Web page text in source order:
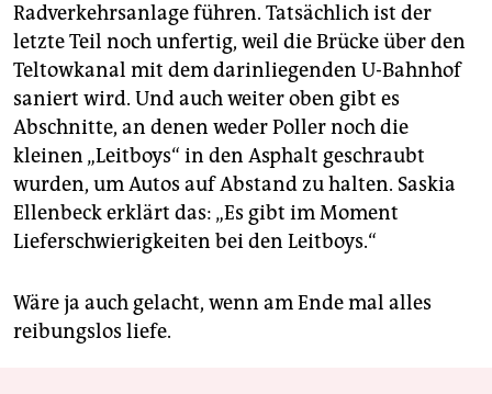
Radverkehrsanlage führen. Tatsächlich ist der
letzte Teil noch unfertig, weil die Brücke über den
Teltowkanal mit dem darinliegenden U-Bahnhof
saniert wird. Und auch weiter oben gibt es
Abschnitte, an denen weder Poller noch die
kleinen „Leitboys“ in den Asphalt geschraubt
wurden, um Autos auf Abstand zu halten. Saskia
Ellenbeck erklärt das: „Es gibt im Moment
Lieferschwierigkeiten bei den Leitboys.“
Wäre ja auch gelacht, wenn am Ende mal alles
reibungslos liefe.